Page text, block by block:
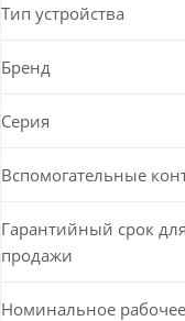
Тип устройства
Бренд
Серия
Вспомогательные
Гарантийный срок
продажи
Номинальное